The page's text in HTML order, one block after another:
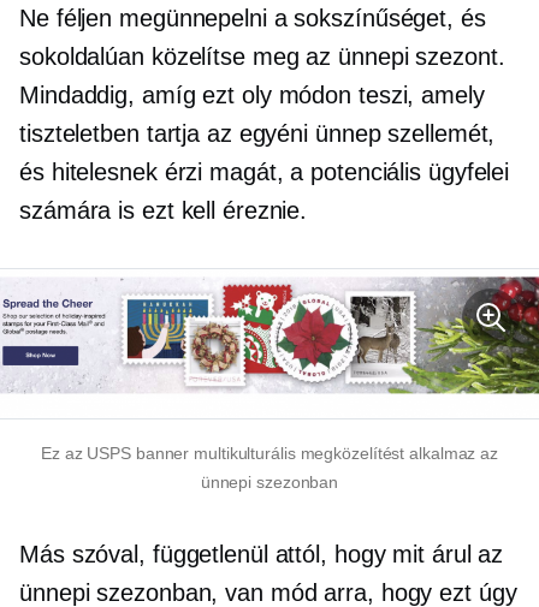
Ne féljen megünnepelni a sokszínűséget, és
sokoldalúan közelítse meg az ünnepi szezont.
Mindaddig, amíg ezt oly módon teszi, amely
tiszteletben tartja az egyéni ünnep szellemét,
és hitelesnek érzi magát, a potenciális ügyfelei
számára is ezt kell éreznie.
Ez az USPS banner multikulturális megközelítést alkalmaz az
ünnepi szezonban
Más szóval, függetlenül attól, hogy mit árul az
ünnepi szezonban, van mód arra, hogy ezt úgy